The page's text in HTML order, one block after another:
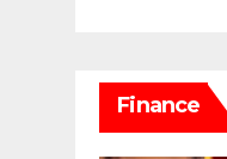
Finance